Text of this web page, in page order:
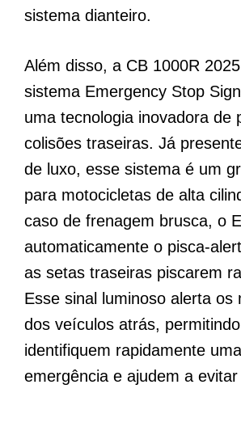
sistema dianteiro.
Além disso, a CB 1000R
sistema Emergency Stop
uma tecnologia inovadora de
colisões traseiras. Já
de luxo, esse sistema é um
para motocicletas de alta
caso de frenagem brusca, o
automaticamente o pisca-
as setas traseiras piscarem
Esse sinal luminoso alerta os
dos veículos atrás,
identifiquem rapidamente
emergência e ajudem a